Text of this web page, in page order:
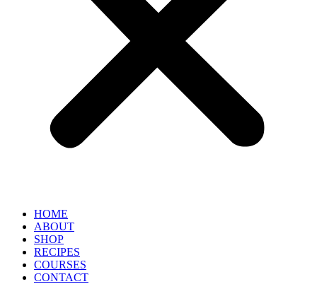
HOME
ABOUT
SHOP
RECIPES
COURSES
CONTACT